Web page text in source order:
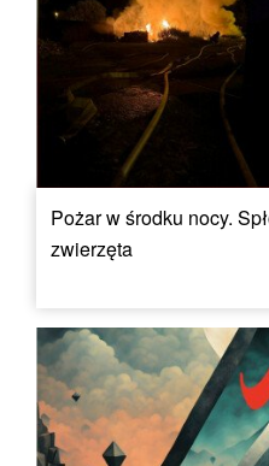
Pożar w środku nocy.
zwierzęta